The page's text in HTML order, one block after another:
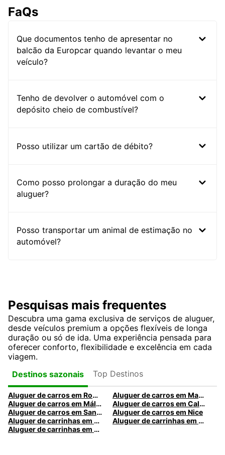
FaQs
Que documentos tenho de apresentar no
balcão da Europcar quando levantar o meu
veículo?
Tenho de devolver o automóvel com o
depósito cheio de combustível?
Posso utilizar um cartão de débito?
Como posso prolongar a duração do meu
aluguer?
Posso transportar um animal de estimação no
automóvel?
Pesquisas mais frequentes
Descubra uma gama exclusiva de serviços de aluguer,
desde veículos premium a opções flexíveis de longa
duração ou só de ida. Uma experiência pensada para
oferecer conforto, flexibilidade e excelência em cada
viagem.
Destinos sazonais
Top Destinos
Aluguer de carros em Roma
Aluguer de carros em Madrid
Aluguer de carros em Málaga
Aluguer de carros em Caldas da Rainha
Aluguer de carros em Santa Maria da Feira
Aluguer de carros em Nice
Aluguer de carrinhas em Nice
Aluguer de carrinhas em Santa Maria da Feira
Aluguer de carrinhas em Caldas da Rainha